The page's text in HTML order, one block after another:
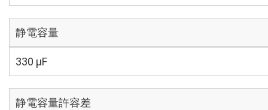
静電容量
330 µF
静電容量許容差